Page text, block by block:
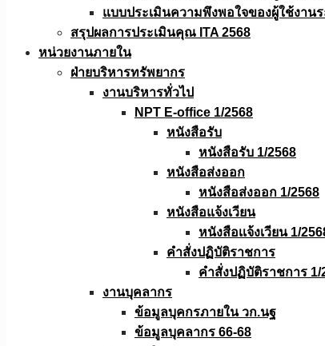
แบบประเมินความพึงพอใจของผู้ใช้งาน
สรุปผลการประเมินคุณ ITA 2568
หน่วยงานภายใน
ฝ่ายบริหารทรัพยากร
งานบริหารทั่วไป
NPT E-office 1/2568
หนังสือรับ
หนังสือรับ 1/2568
หนังสือส่งออก
หนังสือส่งออก 1/2568
หนังสือแจ้งเวียน
หนังสือเเจ้งเวียน 1/
คำสั่งปฏิบัติราชการ
คำสั่งปฏิบัติราชการ 1/
งานบุคลากร
ข้อมูลบุคกรภายใน วก.นฐ
ข้อมูลบุคลากร 66-68